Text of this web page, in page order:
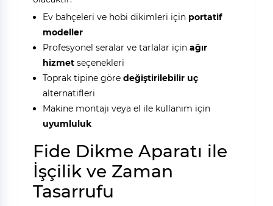
Ev bahçeleri ve hobi dikimleri için portatif
modeller
Profesyonel seralar ve tarlalar için ağır
hizmetseçenekleri
Toprak tipine göre değiştirilebilir uç
alternatifleri
Makine montajı veya el ile kullanım için
uyumluluk
Fide Dikme Aparatı ile
İşçilik ve Zaman
Tasarrufu